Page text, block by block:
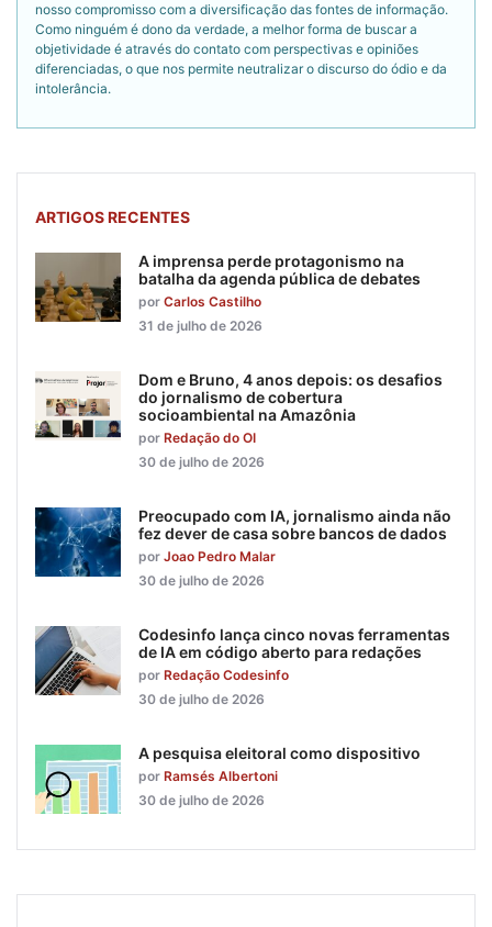
nosso compromisso com a diversificação das fontes de informação.
Como ninguém é dono da verdade, a melhor forma de buscar a
objetividade é através do contato com perspectivas e opiniões
diferenciadas, o que nos permite neutralizar o discurso do ódio e da
intolerância.
ARTIGOS RECENTES
A imprensa perde protagonismo na
batalha da agenda pública de debates
por Carlos Castilho
31 de julho de 2026
Dom e Bruno, 4 anos depois: os desafios
do jornalismo de cobertura
socioambiental na Amazônia
por Redação do OI
30 de julho de 2026
Preocupado com IA, jornalismo ainda não
fez dever de casa sobre bancos de dados
por Joao Pedro Malar
30 de julho de 2026
Codesinfo lança cinco novas ferramentas
de IA em código aberto para redações
por Redação Codesinfo
30 de julho de 2026
A pesquisa eleitoral como dispositivo
por Ramsés Albertoni
30 de julho de 2026